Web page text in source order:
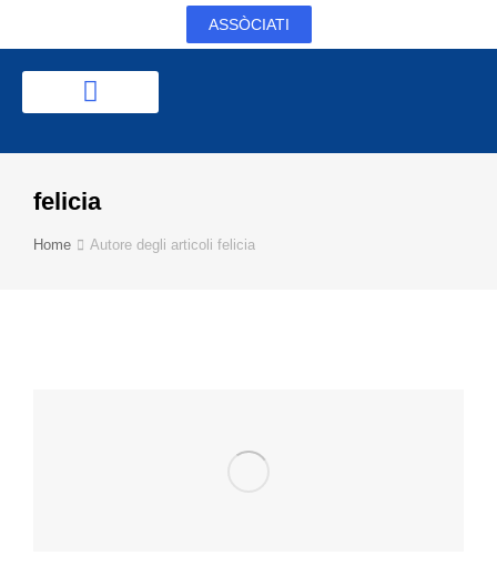
ASSÒCIATI
felicia
Tu sei qui:
Home Autore degli articoli felicia